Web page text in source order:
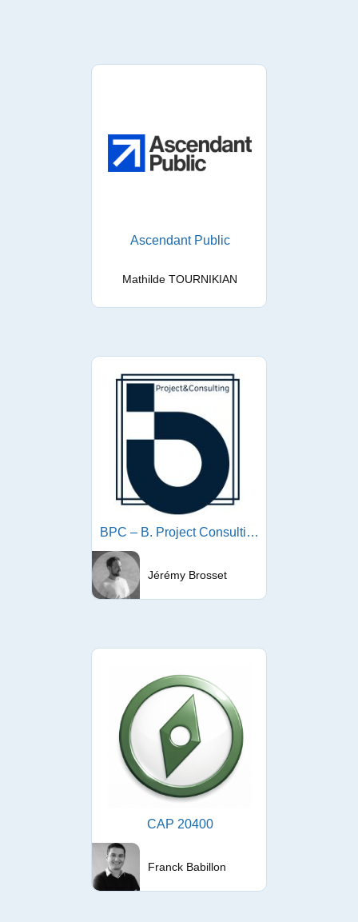
Ascendant Public
Mathilde TOURNIKIAN
BPC – B. Project Consulting
Jérémy Brosset
CAP 20400
Franck Babillon